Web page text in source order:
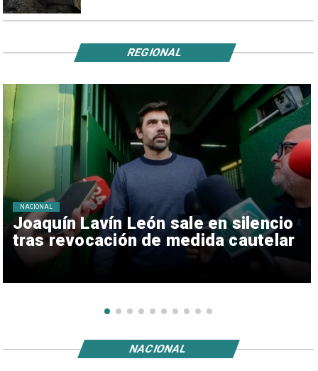
Joaquín Lavín León sale en silencio
tras revocación de medida cautelar
NACIONAL
REGIONAL
NACIONAL